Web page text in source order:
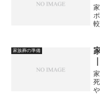
家族葬の準備